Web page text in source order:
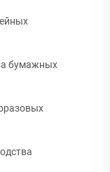
бумажных